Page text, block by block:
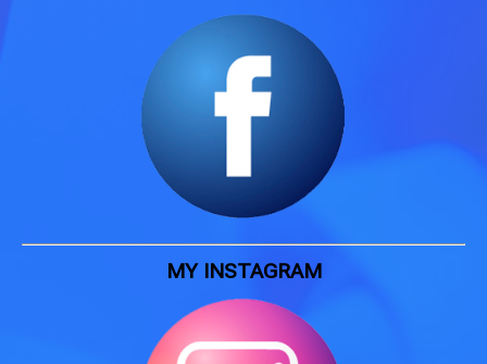
MY INSTAGRAM